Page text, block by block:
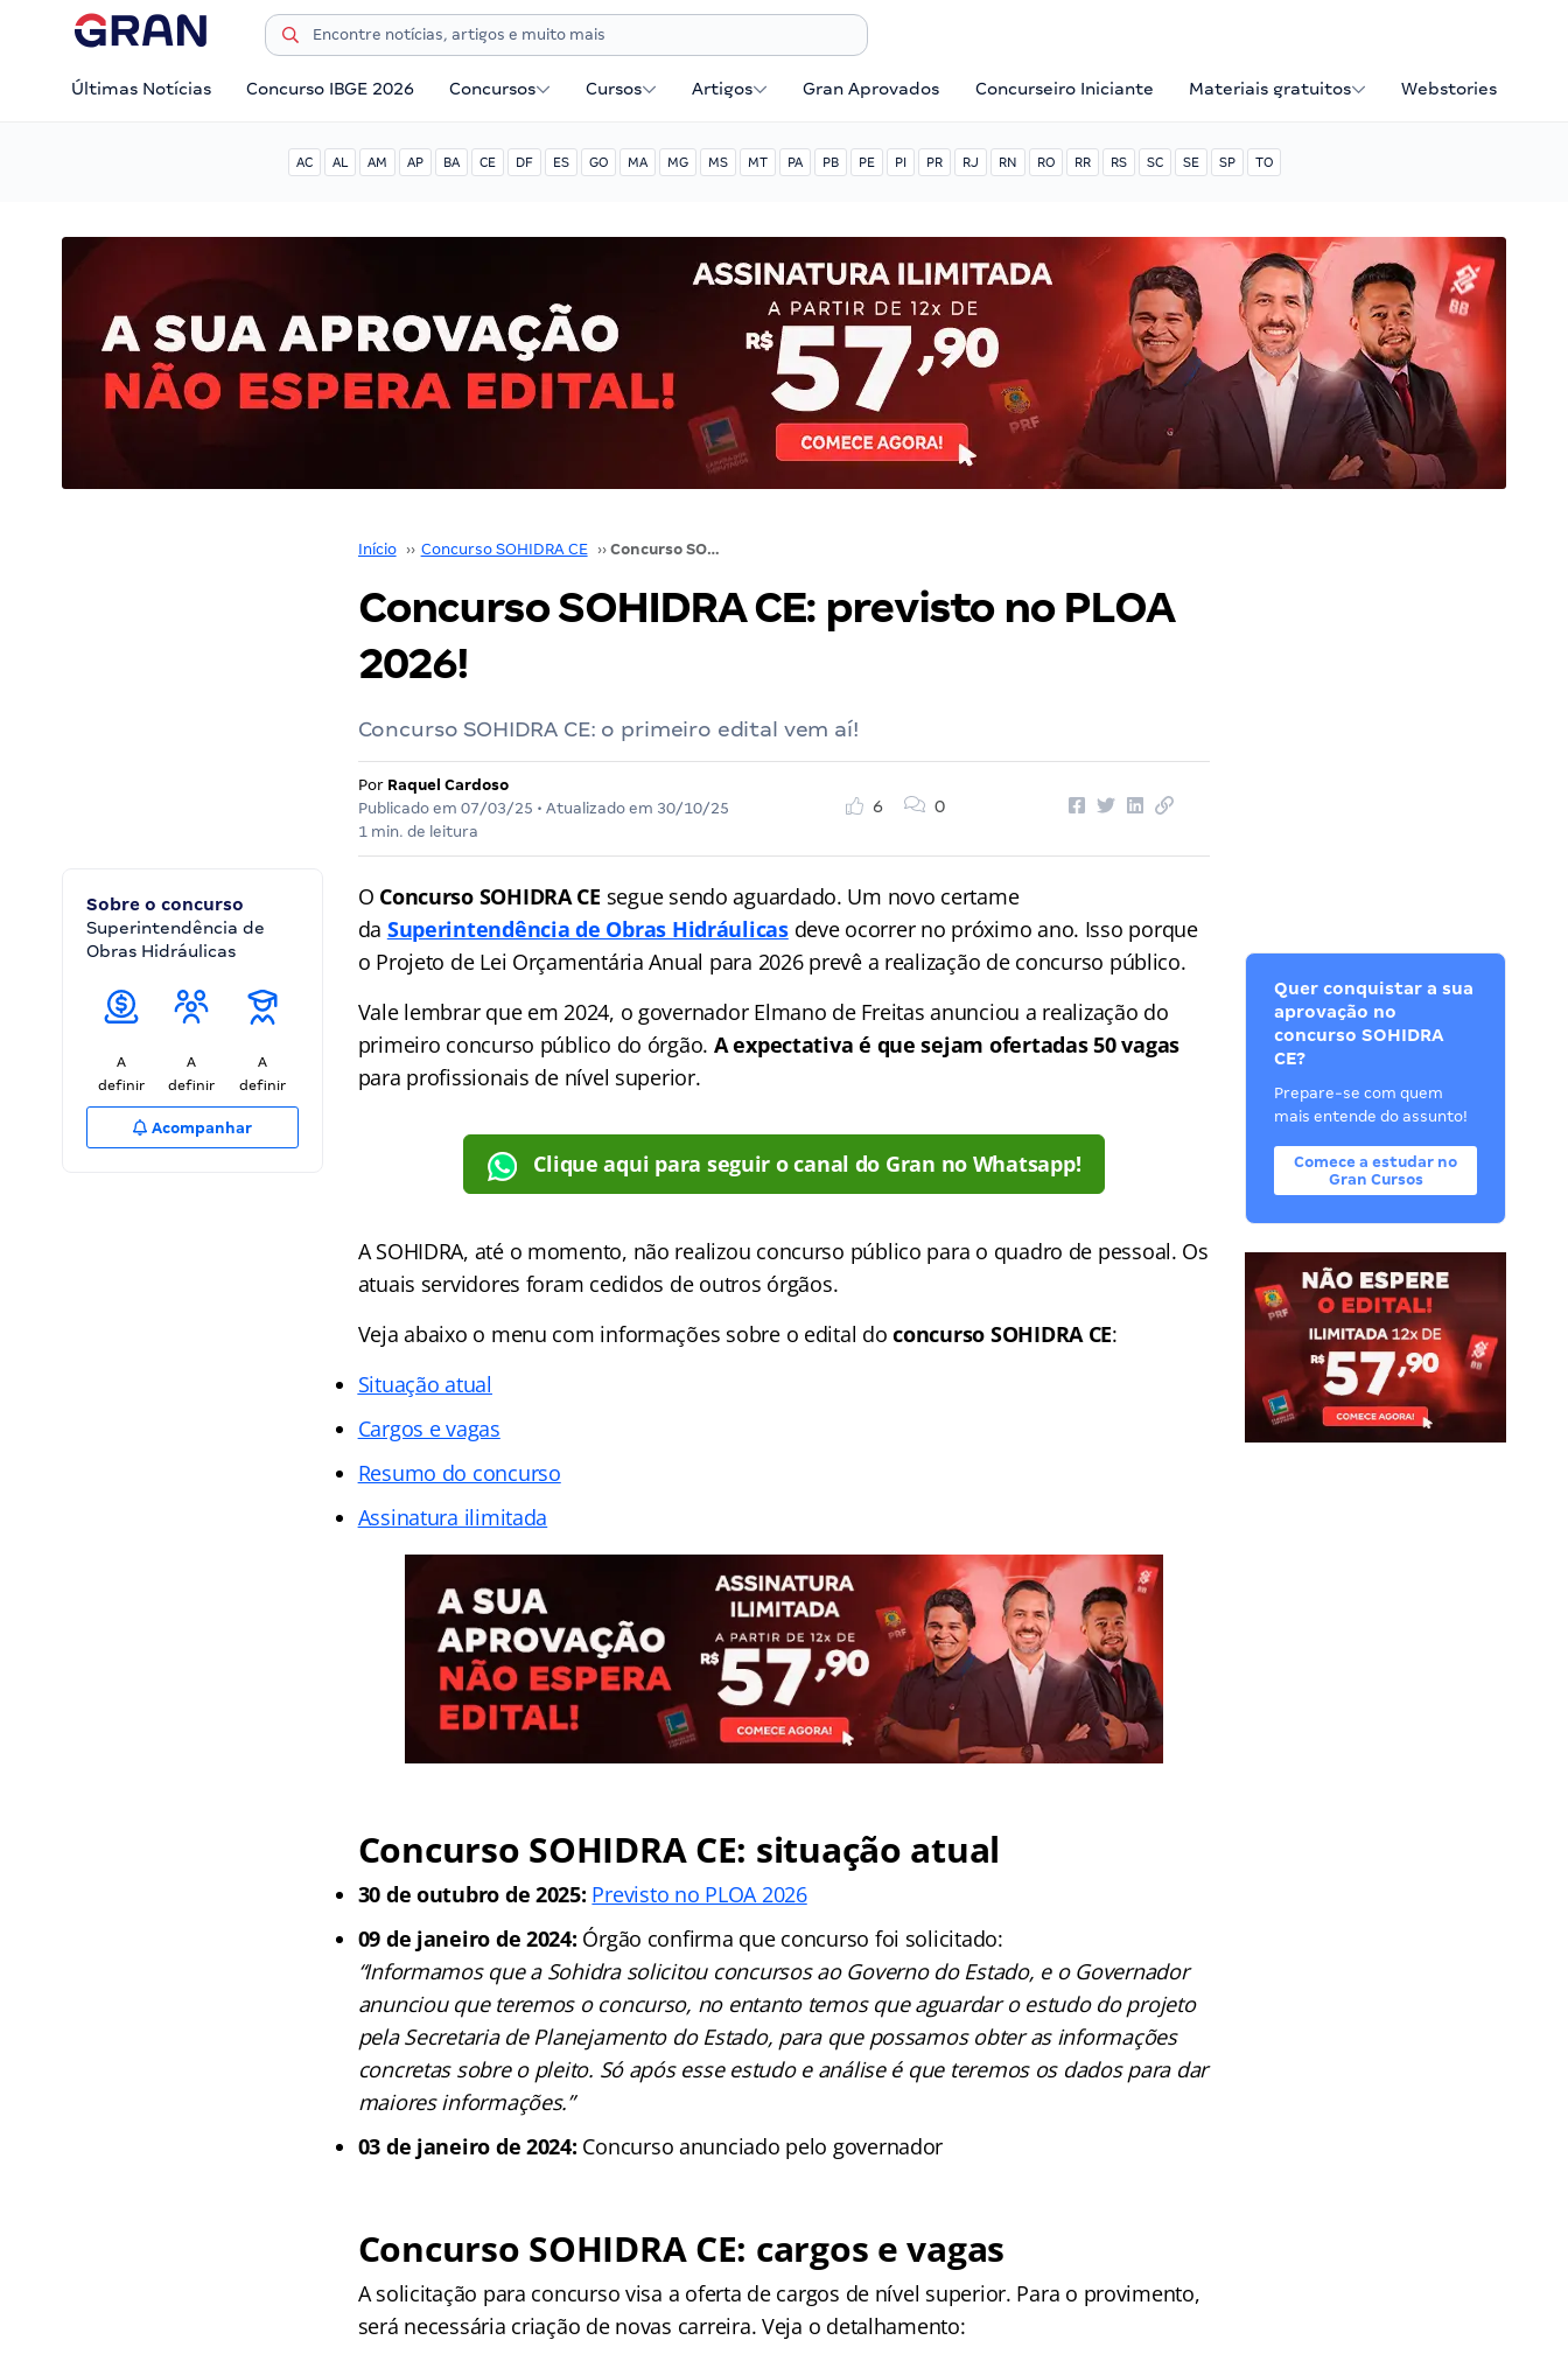
Últimas Notícias Concurso IBGE 2026 Concursos Cursos Artigos Gran Aprovados Concurseiro Iniciante Materiais gratuitos Webstories
AC AL AM AP BA CE DF ES GO MA MG MS MT PA PB PE PI PR RJ RN RO RR RS SC SE SP TO
Início ›› Concurso SOHIDRA CE ›› Concurso SOHIDRA CE: previsto no PLOA 2026!
Concurso SOHIDRA CE: previsto no PLOA
2026!
Concurso SOHIDRA CE: o primeiro edital vem aí!
Por Raquel Cardoso
Publicado em 07/03/25 • Atualizado em 30/10/25
1 min. de leitura
6 0
Sobre o concurso
Superintendência de
Obras Hidráulicas
A
definir
A
definir
A
definir
Acompanhar
O Concurso SOHIDRA CE segue sendo aguardado. Um novo certame
da Superintendência de Obras Hidráulicas deve ocorrer no próximo ano. Isso porque
o Projeto de Lei Orçamentária Anual para 2026 prevê a realização de concurso público.
Vale lembrar que em 2024, o governador Elmano de Freitas anunciou a realização do
primeiro concurso público do órgão. A expectativa é que sejam ofertadas 50 vagas
para profissionais de nível superior.
Clique aqui para seguir o canal do Gran no Whatsapp!
A SOHIDRA, até o momento, não realizou concurso público para o quadro de pessoal. Os
atuais servidores foram cedidos de outros órgãos.
Veja abaixo o menu com informações sobre o edital doconcurso SOHIDRA CE:
Situação atual
Cargos e vagas
Resumo do concurso
Assinatura ilimitada
Concurso SOHIDRA CE: situação atual
30 de outubro de 2025: Previsto no PLOA 2026
09 de janeiro de 2024: Órgão confirma que concurso foi solicitado:
“Informamos que a Sohidra solicitou concursos ao Governo do Estado, e o Governador
anunciou que teremos o concurso, no entanto temos que aguardar o estudo do projeto
pela Secretaria de Planejamento do Estado, para que possamos obter as informações
concretas sobre o pleito. Só após esse estudo e análise é que teremos os dados para dar
maiores informações.”
03 de janeiro de 2024: Concurso anunciado pelo governador
Concurso SOHIDRA CE: cargos e vagas
A solicitação para concurso visa a oferta de cargos de nível superior. Para o provimento,
será necessária criação de novas carreira. Veja o detalhamento:
Quer conquistar a sua
aprovação no
concurso SOHIDRA
CE?
Prepare-se com quem
mais entende do assunto!
Comece a estudar no
Gran Cursos